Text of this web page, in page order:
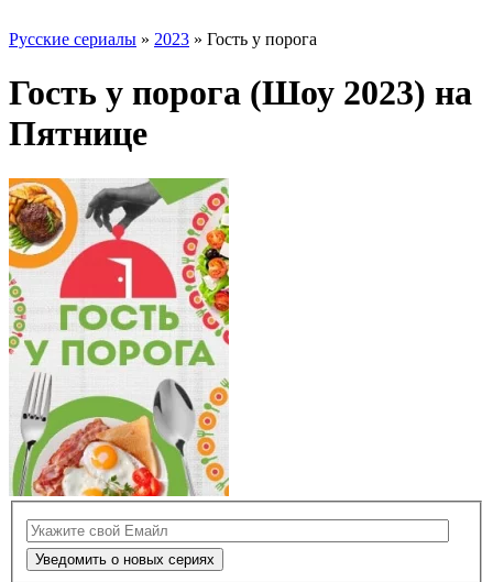
Русские сериалы » 2023 » Гость у порога
Гость у порога (Шоу 2023) на
Пятнице
Уведомить о новых сериях